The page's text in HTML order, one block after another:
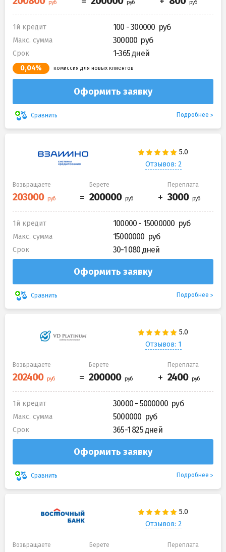
1й кредит 100 - 300000
Макс. сумма 300000
Срок 1-365 дней
0,04% комиссия для новых клиентов
Оформить заявку
Сравнить Подробнее
Отзывов: 2
Возвращаете Берете Переплата
1й кредит 100000 - 15000000
Макс. сумма 15000000
Срок 30-1 080 дней
Оформить заявку
Сравнить Подробнее
Отзывов: 1
Возвращаете Берете Переплата
1й кредит 30000 - 5000000
Макс. сумма 5000000
Срок 365-1 825 дней
Оформить заявку
Сравнить Подробнее
Отзывов: 2
Возвращаете Берете Переплата